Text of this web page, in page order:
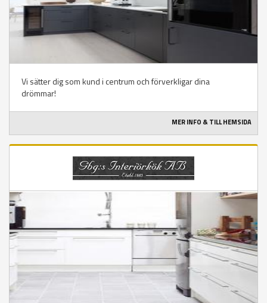
Vi sätter dig som kund i centrum och förverkligar dina
drömmar!
MER INFO & TILL HEMSIDA